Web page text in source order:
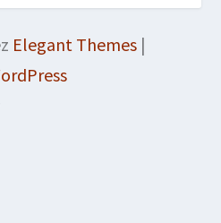
Elegant Themes |